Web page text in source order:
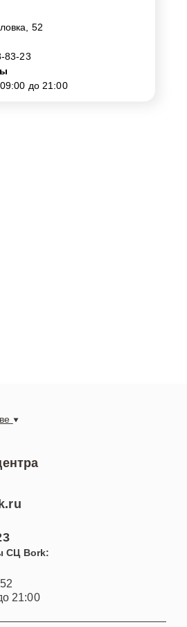
52
83-23
до 21:00
СЦ Bork:
21:00